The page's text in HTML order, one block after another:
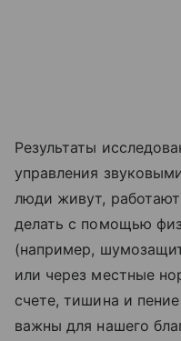
Результаты
управления
люди живут,
делать с помощью
(например,
или через местные
счете, тишина и
важны для нашего